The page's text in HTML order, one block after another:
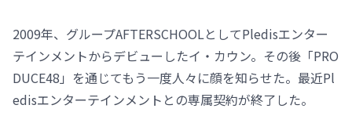
2009年、グループAFTERSCHOOLとしてPledisエンター
テインメントからデビューしたイ・カウン。その後「PRO
DUCE48」を通じてもう一度人々に顔を知らせた。最近Pl
edisエンターテインメントとの専属契約が終了した。